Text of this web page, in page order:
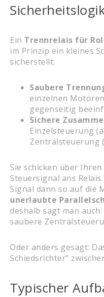
Ein Trennrelais für
im Prinzip ein kleines
sicherstellt:
Saubere
einzelnen
gegenseitig
Sichere
Einzelsteuerung
Zentralsteuerung
Sie schicken über
Steuersignal ans
Signal dann so auf die
unerlaubte
deshalb sagt man
saubere
Oder anders gesagt:
Schiedsrichter“
Typischer